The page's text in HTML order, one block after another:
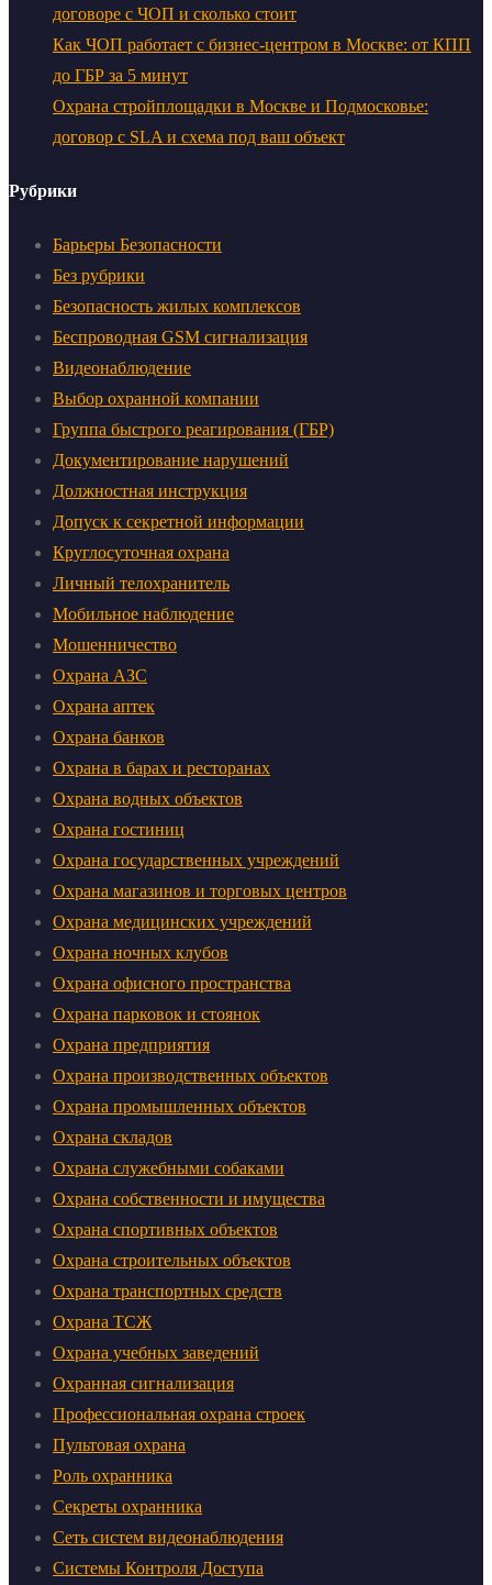
договоре с ЧОП и сколько стоит
Как ЧОП работает с бизнес-центром в Москве: от КПП
до ГБР за 5 минут
Охрана стройплощадки в Москве и Подмосковье:
договор с SLA и схема под ваш объект
Рубрики
Барьеры Безопасности
Без рубрики
Безопасность жилых комплексов
Беспроводная GSM сигнализация
Видеонаблюдение
Выбор охранной компании
Группа быстрого реагирования (ГБР)
Документирование нарушений
Должностная инструкция
Допуск к секретной информации
Круглосуточная охрана
Личный телохранитель
Мобильное наблюдение
Мошенничество
Охрана АЗС
Охрана аптек
Охрана банков
Охрана в барах и ресторанах
Охрана водных объектов
Охрана гостиниц
Охрана государственных учреждений
Охрана магазинов и торговых центров
Охрана медицинских учреждений
Охрана ночных клубов
Охрана офисного пространства
Охрана парковок и стоянок
Охрана предприятия
Охрана производственных объектов
Охрана промышленных объектов
Охрана складов
Охрана служебными собаками
Охрана собственности и имущества
Охрана спортивных объектов
Охрана строительных объектов
Охрана транспортных средств
Охрана ТСЖ
Охрана учебных заведений
Охранная сигнализация
Профессиональная охрана строек
Пультовая охрана
Роль охранника
Секреты охранника
Сеть систем видеонаблюдения
Системы Контроля Доступа